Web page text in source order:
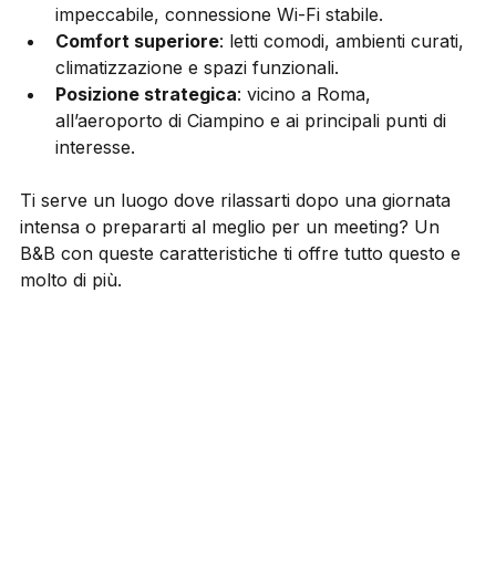
Servizi efficienti: check-in rapido, pulizia
impeccabile, connessione Wi-Fi stabile.
Comfort superiore: letti comodi, ambienti curati,
climatizzazione e spazi funzionali.
Posizione strategica: vicino a Roma,
all’aeroporto di Ciampino e ai principali punti di
Ti serve un luogo dove rilassarti dopo una giornata
intensa o prepararti al meglio per un meeting? Un
B&B con queste caratteristiche ti offre tutto questo e